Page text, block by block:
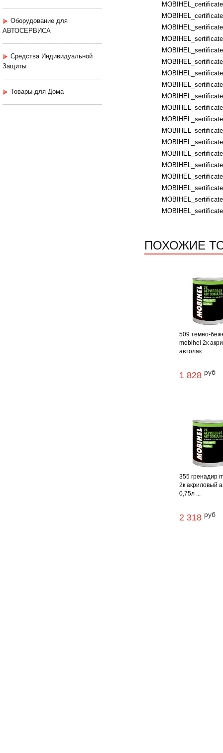
Оборудование для
АВТОСЕРВИСА
Средства Индивидуальной
Защиты
Товары для Дома
ПОХОЖИЕ
509 темно-
mobihel 2к
автолак ...
1 828 руб
355 гренадир
2к акриловый
0,75л ...
2 318 руб